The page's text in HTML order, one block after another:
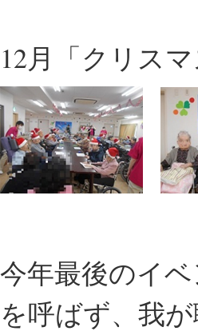
12月「クリス
今年最後のイ
を呼ばず、我